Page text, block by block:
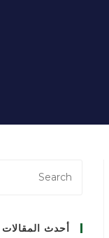
أحدث المقالات